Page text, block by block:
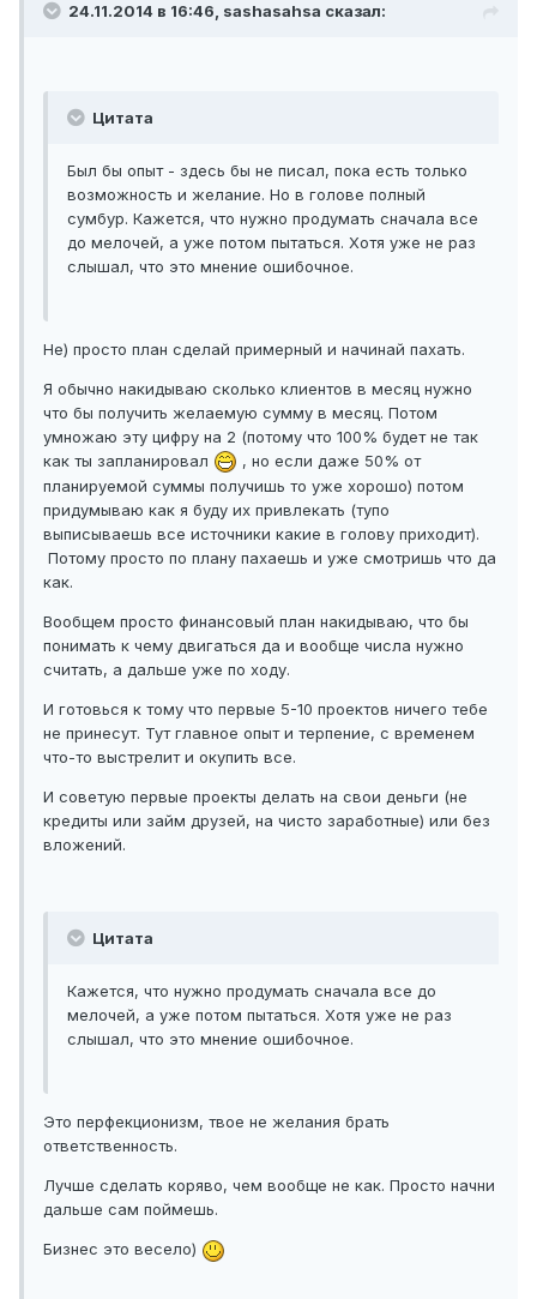
24.11.2014 в 16:46, sashasahsa сказал:
Цитата
Был бы опыт - здесь бы не писал, пока есть только
возможность и желание. Но в голове полный
сумбур. Кажется, что нужно продумать сначала все
до мелочей, а уже потом пытаться. Хотя уже не раз
слышал, что это мнение ошибочное.
Не) просто план сделай примерный и начинай пахать.
Я обычно накидываю сколько клиентов в месяц нужно
что бы получить желаемую сумму в месяц. Потом
умножаю эту цифру на 2 (потому что 100% будет не так
как ты запланировал
, но если даже 50% от
планируемой суммы получишь то уже хорошо) потом
придумываю как я буду их привлекать (тупо
выписываешь все источники какие в голову приходит).
Потому просто по плану пахаешь и уже смотришь что да
как.
Вообщем просто финансовый план накидываю, что бы
понимать к чему двигаться да и вообще числа нужно
считать, а дальше уже по ходу.
И готовься к тому что первые 5-10 проектов ничего тебе
не принесут. Тут главное опыт и терпение, с временем
что-то выстрелит и окупить все.
И советую первые проекты делать на свои деньги (не
кредиты или займ друзей, на чисто заработные) или без
вложений.
Цитата
Кажется, что нужно продумать сначала все до
мелочей, а уже потом пытаться. Хотя уже не раз
слышал, что это мнение ошибочное.
Это перфекционизм, твое не желания брать
ответственность.
Лучше сделать коряво, чем вообще не как. Просто начни
дальше сам поймешь.
Бизнес это весело)